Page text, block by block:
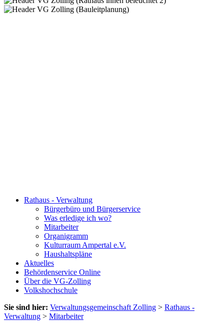
Rathaus - Verwaltung
Bürgerbüro und Bürgerservice
Was erledige ich wo?
Mitarbeiter
Organigramm
Kulturraum Ampertal e.V.
Haushaltspläne
Aktuelles
Behördenservice Online
Über die VG-Zolling
Volkshochschule
Sie sind hier: Verwaltungsgemeinschaft Zolling > Rathaus -
Verwaltung > Mitarbeiter